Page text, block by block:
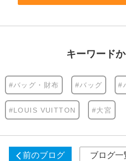
キーワード
#バッグ・財布 #バッグ #
#LOUIS VUITTON #大宮
前のブログ ブログ一